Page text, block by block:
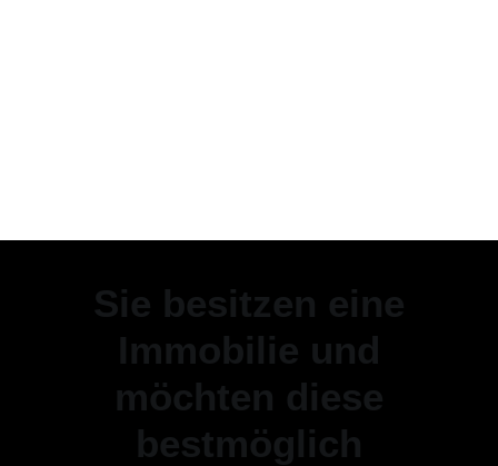
Sie besitzen eine
Immobilie und
möchten diese
bestmöglich